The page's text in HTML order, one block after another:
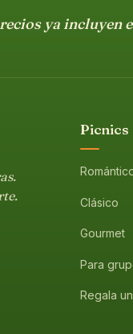
ya incluyen
Picnics
Clásico
Gourmet
Para
Regala